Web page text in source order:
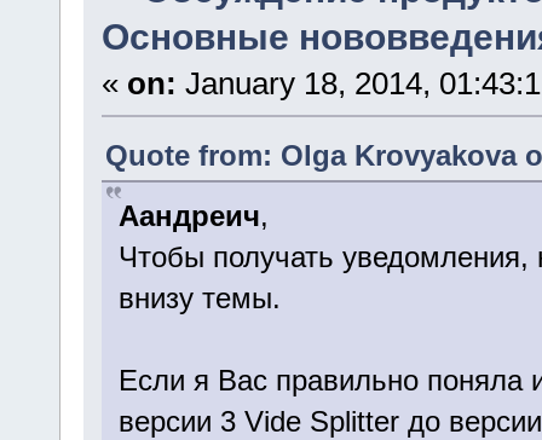
Основные
« on: January 18, 2014,
Quote from: Olga Krovyakova
Аандреич,
Чтобы получать
внизу темы.
Если я Вас правильно поняла
версии 3 Vide Splitter до